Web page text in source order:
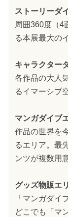
ストーリーダ
周囲360度（4
る本展最大の
キャラクター
各作品の大人
るイマーシブ
マンガダイブ
作品の世界を
るエリア。最
ンツが複数用
グッズ物販エ
「マンガダイ
どこでも「マ